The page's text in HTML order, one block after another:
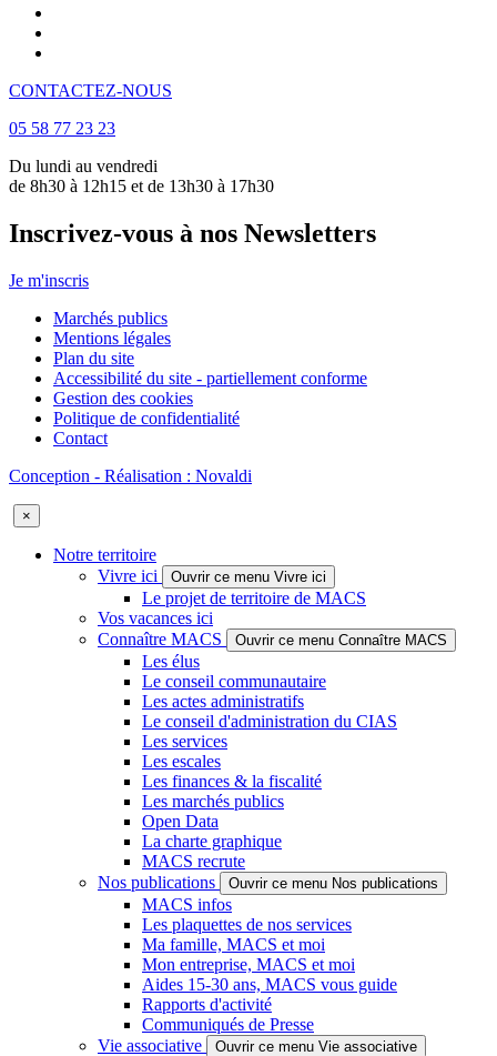
CONTACTEZ-NOUS
05 58 77 23 23
Du lundi au vendredi
de 8h30 à 12h15 et de 13h30 à 17h30
Inscrivez-vous à nos Newsletters
Je m'inscris
Marchés publics
Mentions légales
Plan du site
Accessibilité du site - partiellement conforme
Gestion des cookies
Politique de confidentialité
Contact
Conception - Réalisation : Novaldi
×
Notre territoire
Vivre ici
Ouvrir ce menu Vivre ici
Le projet de territoire de MACS
Vos vacances ici
Connaître MACS
Ouvrir ce menu Connaître MACS
Les élus
Le conseil communautaire
Les actes administratifs
Le conseil d'administration du CIAS
Les services
Les escales
Les finances & la fiscalité
Les marchés publics
Open Data
La charte graphique
MACS recrute
Nos publications
Ouvrir ce menu Nos publications
MACS infos
Les plaquettes de nos services
Ma famille, MACS et moi
Mon entreprise, MACS et moi
Aides 15-30 ans, MACS vous guide
Rapports d'activité
Communiqués de Presse
Vie associative
Ouvrir ce menu Vie associative